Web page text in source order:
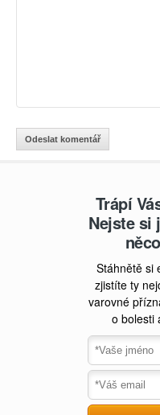
Trápí
Nejste si
Stáhnětě si
zjistíte ty
varovné
o bolesti